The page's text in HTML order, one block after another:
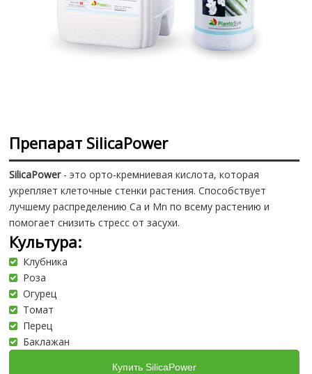
Препарат SilicaPower
SilicaPower- это орто-кремниевая кислота, которая
укрепляет клеточные стенки растения. Способствует
лучшему распределению Са и Mn по всему растению и
помогает снизить стресс от засухи.
Культура:
Клубника
Роза
Огурец
Томат
Перец
Баклажан
Купить SilicaPower